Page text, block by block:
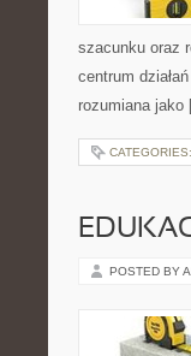
szacunku oraz
centrum
rozumiana
CATEGORIES:
POSTED BY